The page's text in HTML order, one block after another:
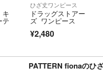
キ
ひざ丈ワンピース
ドラッグストアー
ズ ワンピース
¥2,480
PATTERN fionaのひ